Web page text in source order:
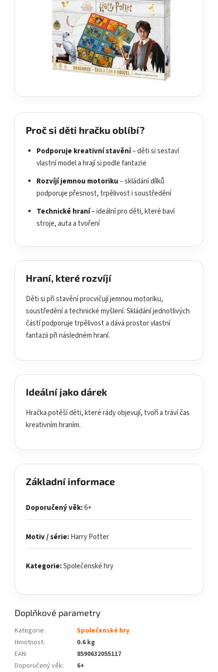
Proč si děti hračku oblíbí?
Podporuje kreativní stavění– děti si sestaví
vlastní model a hrají si podle fantazie
Rozvíjí jemnou motoriku– skládání dílků
podporuje přesnost, trpělivost i soustředění
Technické hraní– ideální pro děti, které baví
stroje, auta a tvoření
Hraní, které rozvíjí
Děti si při stavění procvičují jemnou motoriku,
soustředění a technické myšlení. Skládání jednotlivých
částí podporuje trpělivost a dává prostor vlastní
fantazii při následném hraní.
Ideální jako dárek
Hračka potěší děti, které rády objevují, tvoří a tráví čas
kreativním hraním.
Základní informace
Doporučený věk:6+
Motiv / série:Harry Potter
Kategorie:Společenské hry
Doplňkové parametry
Kategorie:
Společenské hry
Hmotnost:
0.6 kg
EAN:
8590632055117
Doporučený věk:
6+